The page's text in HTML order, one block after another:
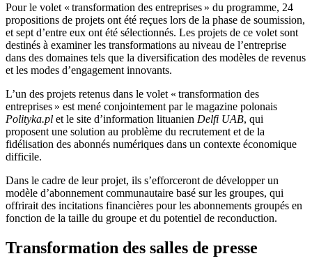
Pour le volet « transformation des entreprises » du programme, 24
propositions de projets ont été reçues lors de la phase de soumission,
et sept d’entre eux ont été sélectionnés. Les projets de ce volet sont
destinés à examiner les transformations au niveau de l’entreprise
dans des domaines tels que la diversification des modèles de revenus
et les modes d’engagement innovants.
L’un des projets retenus dans le volet « transformation des
entreprises » est mené conjointement par le magazine polonais
Polityka.pl et le site d’information lituanien Delfi UAB, qui
proposent une solution au problème du recrutement et de la
fidélisation des abonnés numériques dans un contexte économique
difficile.
Dans le cadre de leur projet, ils s’efforceront de développer un
modèle d’abonnement communautaire basé sur les groupes, qui
offrirait des incitations financières pour les abonnements groupés en
fonction de la taille du groupe et du potentiel de reconduction.
Transformation des salles de presse